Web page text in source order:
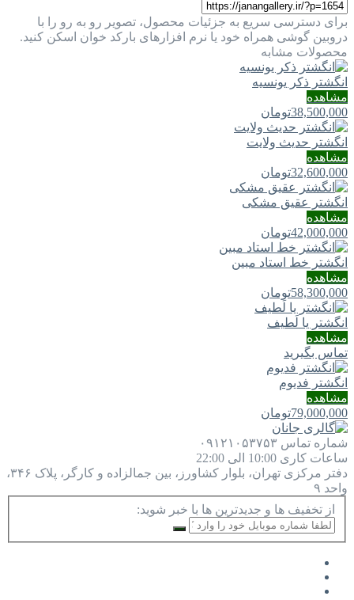
برای دسترسی سریع به جزئیات محصول، تصویر رو به رو را با
دروبین گوشی همراه خود یا نرم افزارهای بارکد خوان اسکن کنید.
محصولات مشابه
انگشتر ذکر یونسیه
مشاهده
38,500,000تومان
انگشتر حدیث ولایت
مشاهده
32,600,000تومان
انگشتر عقیق مشکی
مشاهده
42,000,000تومان
انگشتر خط استاد مبین
مشاهده
58,300,000تومان
انگشتر یا لَطيف
مشاهده
تماس بگیرید
انگشتر فدیوم
مشاهده
79,000,000تومان
شماره تماس ۰۹۱۲۱۰۵۳۷۵۳
ساعات کاری 10:00 الی 22:00
دفتر مرکزی
تهران، بلوار کشاورز، بین جمالزاده و کارگر، پلاک ۳۴۶،
واحد ۹
از تخفیف ها و جدیدترین ها با خبر شوید: